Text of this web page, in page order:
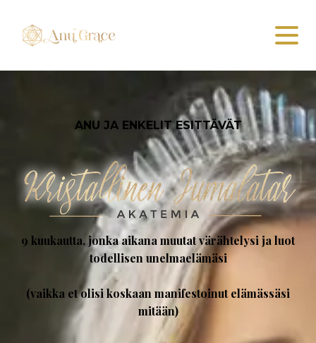
ANU JA ENKELIT ESITTÄVÄT
9 kuukautta, jonka aikana muutat värähtelysi ja luot
todellisen unelmaelämäsi
(vaikka et olisi koskaan manifestoinut elämässäsi
mitään)